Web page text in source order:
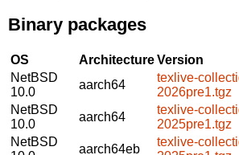
Binary packages
OS ArchitectureVersion
NetBSD
10.0
aarch64
texlive-
2026pre1.tgz
NetBSD
10.0
aarch64
texlive-
2025pre1.tgz
NetBSD
aarch64eb
texlive-